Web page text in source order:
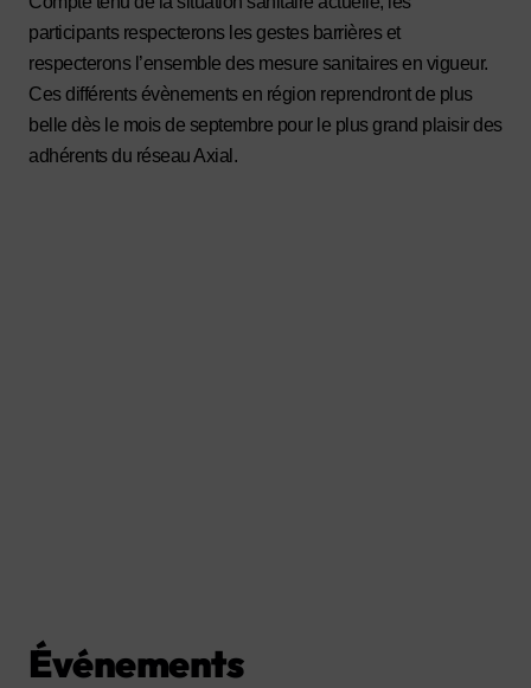
participants respecterons les gestes barrières et
respecterons l’ensemble des mesure sanitaires en vigueur.
Ces différents évènements en région reprendront de plus
belle dès le mois de septembre pour le plus grand plaisir des
adhérents du réseau Axial.
Événements